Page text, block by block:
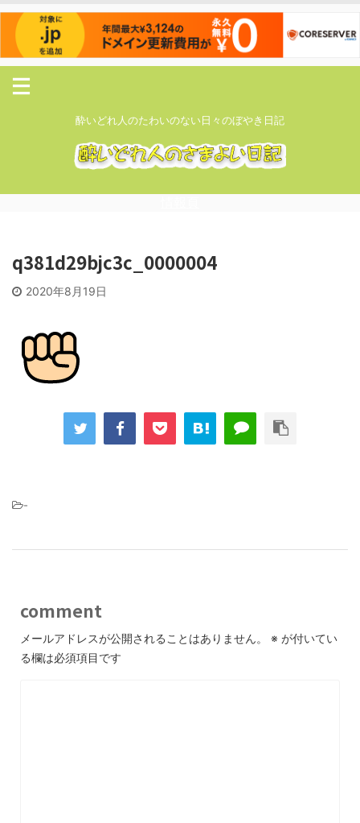
酔いどれ人のたわいのない日々のぼやき日記
q381d29bjc3c_0000004
2020年8月19日
-
comment
メールアドレスが公開されることはありません。 ※ が付いてい
る欄は必須項目です